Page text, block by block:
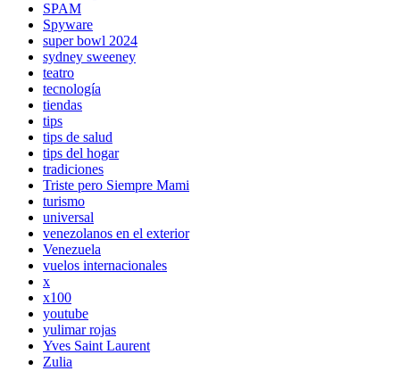
SPAM
Spyware
super bowl 2024
sydney sweeney
teatro
tecnología
tiendas
tips
tips de salud
tips del hogar
tradiciones
Triste pero Siempre Mami
turismo
universal
venezolanos en el exterior
Venezuela
vuelos internacionales
x
x100
youtube
yulimar rojas
Yves Saint Laurent
Zulia